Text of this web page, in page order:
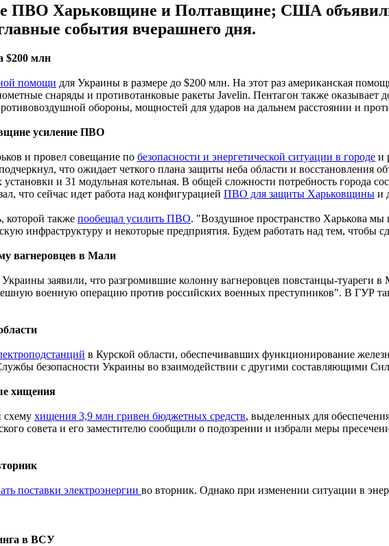
ПВО Харьковщине и Полтавщине; США
события вчерашнего дня.
$200 млн
помощи для Украины в размере до $200 млн. На этот раз американская
снаряды и противотанковые ракеты Javelin. Пентагон также оказывает
обороны, мощностей для ударов на дальнем расстоянии и
усиление ПВО
и провел совещание по безопасности и энергетической ситуации в городе и
что ожидает четкого плана защиты неба области и восстановления
и 31 модульная котельная. В общей сложности потребность города
что сейчас идет работа над конфигурацией ПВО для защиты Харьковщины и
которой также пообещал усилить ПВО. "Воздушное пространство Харькова мы
инфраструктуру и некоторые предприятия. Будем работать над тем, чтобы
вагнеровцев в Мали
заявили, что разгромившие колонну вагнеровцев повстанцы-туареги в
военную операцию против российских военных преступников". В ГУР
в Курской области, обеспечивавших функционирование
безопасности Украины во взаимодействии с другими составляющими
хищения
схему хищения 3,9 млн гривен бюджетных средств, выделенных для
совета и его заместителю сообщили о подозрении и избрали меры
поставки электроэнергии во вторник. Однако при изменении ситуации в
в ВСУ